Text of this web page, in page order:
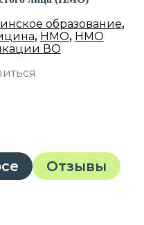
образование,
, НМО, НМО
ВО
Отзывы